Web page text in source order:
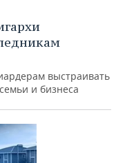
выстраивать
и бизнеса